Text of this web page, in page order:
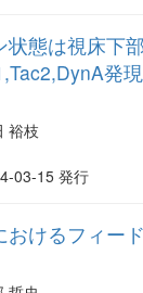
状態は視床下
発
裕枝
03-15 発行
おけるフィー